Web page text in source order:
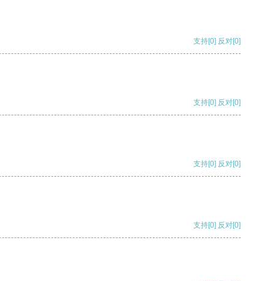
支持[0] 反对[0]
支持[0] 反对[0]
支持[0] 反对[0]
支持[0] 反对[0]